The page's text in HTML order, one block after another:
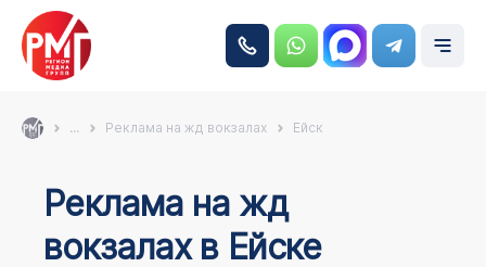
... Реклама на жд вокзалах Ейск
Реклама на жд
вокзалах в Ейске